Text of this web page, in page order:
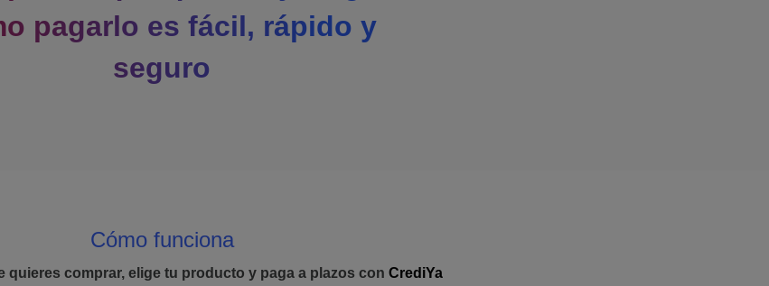
pagarlo es fácil, rápido y
seguro
Cómo funciona
quieres comprar, elige tu producto y paga a plazos con CrediYa